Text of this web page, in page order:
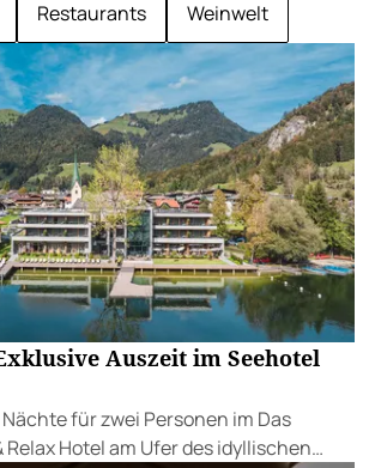
Restaurants Weinwelt
Auszeit im Seehotel
für zwei Personen im Das
Relax Hotel am Ufer des idyllischen